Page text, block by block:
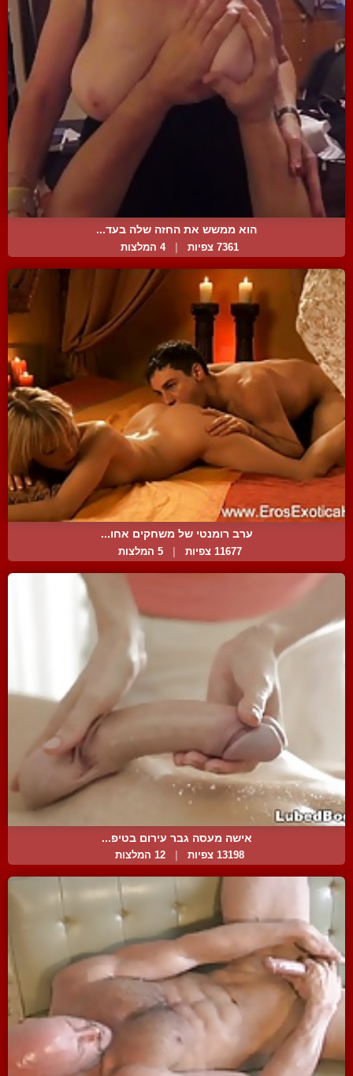
הוא ממשש את החזה שלה בעד...
7361 צפיות 4 המלצות
ערב רומנטי של משחקים אחו...
11677 צפיות 5 המלצות
אישה מעסה גבר עירום בטיפ...
13198 צפיות 12 המלצות